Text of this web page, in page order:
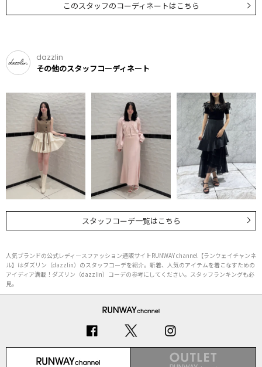
このスタッフのコーディネートはこちら
dazzlin
その他のスタッフコーディネート
スタッフコーデ一覧はこちら
人気ブランドの公式レディースファッション通販サイトRUNWAY channel【ランウェイチャンネ
ル】はダズリン（dazzlin）のスタッフコーデを紹介。新着、人気のアイテムを着こなすための
アイディア満載！ダズリン（dazzlin）コーデの参考にしてください。スタッフランキングも必
見。